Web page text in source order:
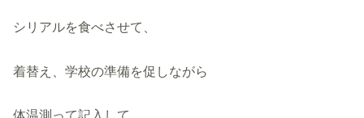
シリアルを食べさせて、
着替え、学校の準備を促しながら
体温測って記入して